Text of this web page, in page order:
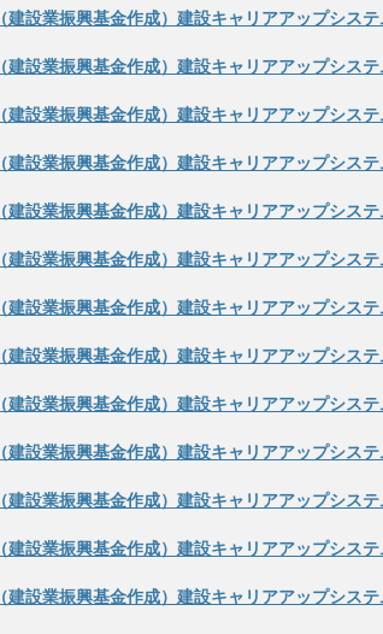
（建設業振興基金作成）建設キャリアアップシス
（建設業振興基金作成）建設キャリアアップシス
（建設業振興基金作成）建設キャリアアップシス
（建設業振興基金作成）建設キャリアアップシス
（建設業振興基金作成）建設キャリアアップシス
（建設業振興基金作成）建設キャリアアップシス
（建設業振興基金作成）建設キャリアアップシス
（建設業振興基金作成）建設キャリアアップシス
（建設業振興基金作成）建設キャリアアップシス
（建設業振興基金作成）建設キャリアアップシス
（建設業振興基金作成）建設キャリアアップシス
（建設業振興基金作成）建設キャリアアップシス
（建設業振興基金作成）建設キャリアアップシス